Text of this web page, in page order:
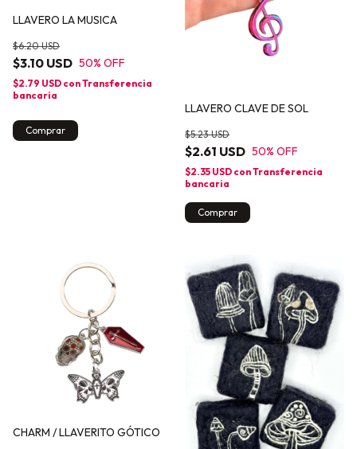
LLAVERO LA MUSICA
$3.10 USD
$6.20 USD
50% OFF
$2.79 USD conTransferencia
bancaria
LLAVERO CLAVE DE SOL
$2.61 USD
$5.23 USD
50% OFF
$2.35 USD conTransferencia
bancaria
Comprar
CHARM / LLAVERITO GÓTICO